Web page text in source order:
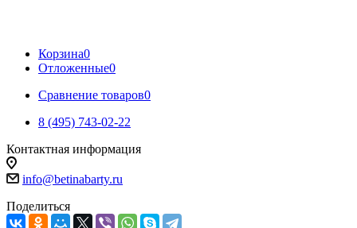
Корзина0
Отложенные0
Сравнение товаров0
8 (495) 743-02-22
Контактная информация
info@betinabarty.ru
Поделиться